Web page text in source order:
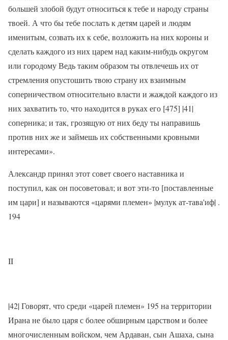
большей злобой будут относиться к тебе и народу страны
твоей. А что бы тебе послать к детям царей и людям
именитым, созвать их к себе, возложить на них короны и
сделать каждого из них царем над каким-нибудь округом
или городому Ведь таким образом ты отвлечешь их от
стремления опустошить твою страну их взаимным
соперничеством относительно власти и жаждой каждого из
них захватить то, что находится в руках его [475] |41|
соперника; и так, грозящую от них беду ты направишь
против них же и займешь их собственными кровными
интересами».
Александр принял этот совет своего наставника и
поступил, как он посоветовал; и вот эти-то [поставленные
им цари] и называются «царями племен» |мулук ат-тавa'иф| .
194
II
|42| Говорят, что среди «царей племен» 195 на территории
Ирана не было царя с более обширным царством и более
многочисленным войском, чем Ардавaн, сын Ашаха, сына